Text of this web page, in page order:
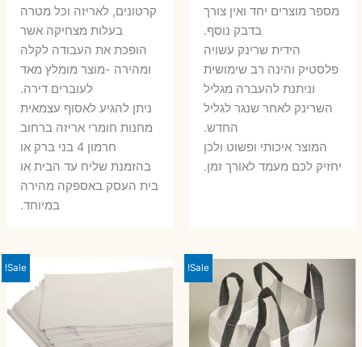
מספר מוצרים יחד ואין צורך
בדבק נוסף.
הידית שרינק עשויה
פלסטיק והינה רב שימושית
וניתנת להעברה מגליל
השרינק לאחר שנגר לגליל
החדש.
המוצר איכותי ופשוט ולכן
יחזיק לכם מעמד לאורך זמן.
קרטונים, לאריזה וכל מטרה
בעלות מצחיקה אשר
הופכת את העבודה לקלה
ומהירה -מוצר מומלץ מאד
לעוברים דירה.
ניתן להגיע לאסוף עצמאית
מחנות חומרי אריזה ברחוב
חרמון 4 בני ברק או
בהזמנת שליח עד הבית או
בית העסק באספקה מהירה
במיוחד.
Sale!
Sale!